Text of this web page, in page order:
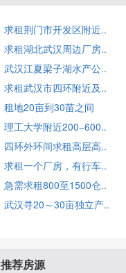
求租荆门市开发区附近..
求租湖北武汉周边厂房..
武汉江夏梁子湖水产公..
求租武汉市四环附近及..
租地20亩到30苗之间
理工大学附近200−600..
四环外环间求租高层高..
求租一个厂房，有行车..
急需求租800至1500仓..
武汉寻20～30亩独立产..
推荐房源